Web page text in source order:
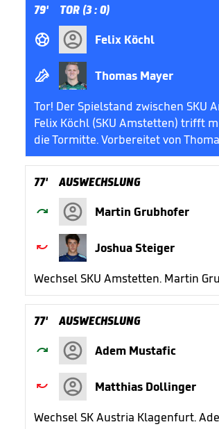
79' TOR (3 : 0)
 Felix Köchl

Thomas Mayer
Tor! Der Spielstand zwischen SKU
Felix Köchl (SKU Amstetten) trifft
die Tormitte. Vorbereitet von
77' AUSWECHSLUNG
 Martin Grubhofer

Joshua Steiger
Wechsel SKU Amstetten. Martin
77' AUSWECHSLUNG
 Adem Mustafic

Matthias Dollinger
Wechsel SK Austria Klagenfurt.